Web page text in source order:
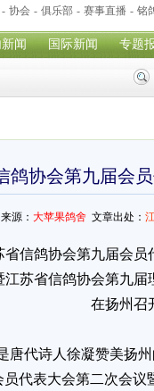
- 协会 - 俱乐部 - 赛事直播 - 铭
闻 国际新闻 专题
鸽协会第九届会
源： 大苹果鸽舍文章出处：
省信鸽协会第九届会员
江苏省信鸽协会第九届
在扬州召
代诗人徐凝赞美扬州
代表大会第二次会